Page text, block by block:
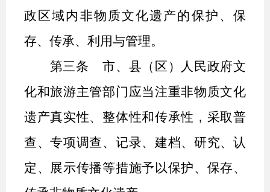
政区域内非物质文化遗产的保护、保
存、传承、利用与管理。
第三条
市、县（区） 人民政府文
化和旅游主管部门应当注重非物质文化
遗产真实性、整体性和传承性， 采取普
查、专项调查、 记录、建档、研究、认
定 、 展示传播等措施予以保护、保存、